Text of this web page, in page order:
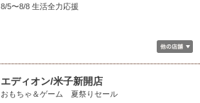
8/5〜8/8 生活全力応援
エディオン/米子新開店
おもちゃ＆ゲーム 夏祭りセール